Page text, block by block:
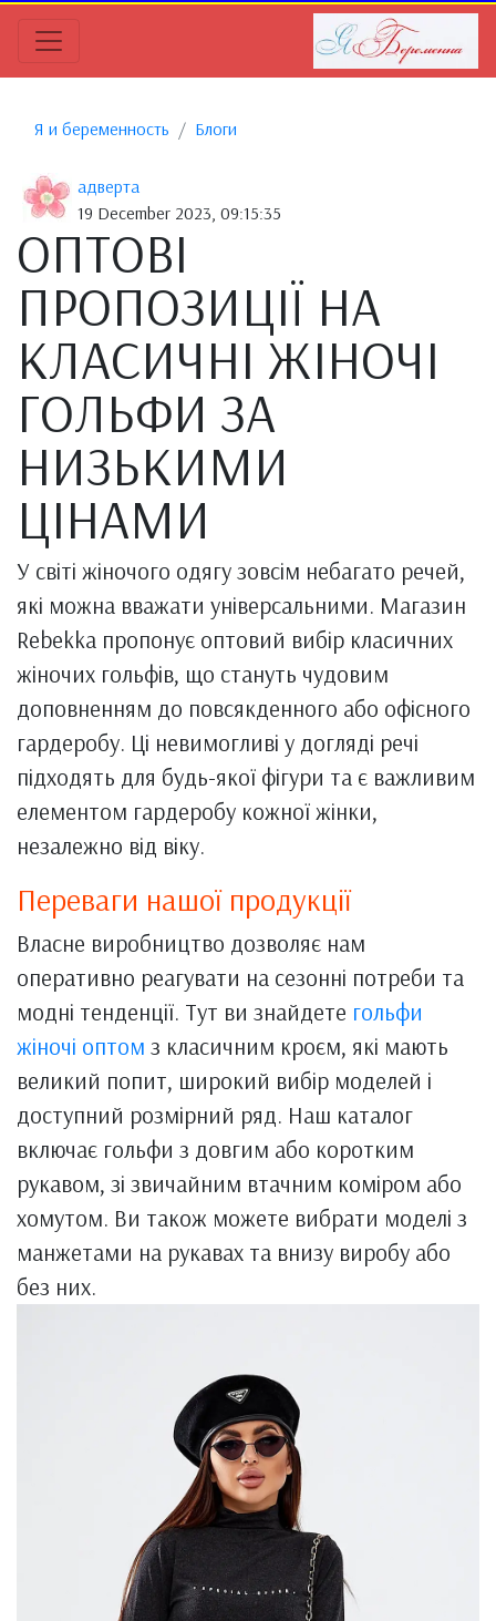
Я и беременность Блоги
адверта
19 December 2023, 09:15:35
ОПТОВІ
ПРОПОЗИЦІЇ НА
КЛАСИЧНІ ЖІНОЧІ
ГОЛЬФИ ЗА
НИЗЬКИМИ
ЦІНАМИ
У світі жіночого одягу зовсім небагато речей,
які можна вважати універсальними. Магазин
Rebekka пропонує оптовий вибір класичних
жіночих гольфів, що стануть чудовим
доповненням до повсякденного або офісного
гардеробу. Ці невимогливі у догляді речі
підходять для будь-якої фігури та є важливим
елементом гардеробу кожної жінки,
незалежно від віку.
Переваги нашої продукції
Власне виробництво дозволяє нам
оперативно реагувати на сезонні потреби та
модні тенденції. Тут ви знайдете гольфи
жіночі оптом з класичним кроєм, які мають
великий попит, широкий вибір моделей і
доступний розмірний ряд. Наш каталог
включає гольфи з довгим або коротким
рукавом, зі звичайним втачним коміром або
хомутом. Ви також можете вибрати моделі з
манжетами на рукавах та внизу виробу або
без них.